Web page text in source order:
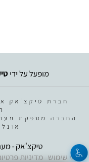
מופעל על ידי
חברת טיקצ'אק
החברה מספקת
טיקצ'אק -
תנאי שימוש מדיניות